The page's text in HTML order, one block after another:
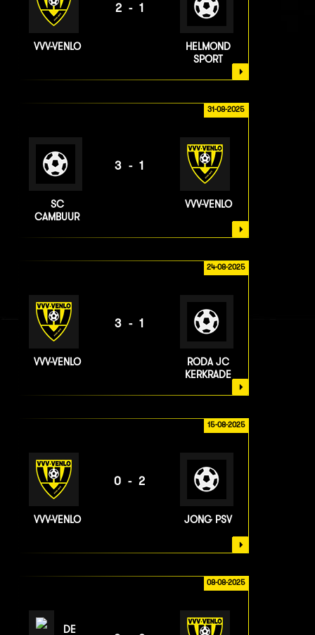
VVV-VENLO
2-1
HELMOND
SPORT
31-08-2025
SC
CAMBUUR
3-1
VVV-VENLO
24-08-2025
VVV-VENLO
3-1
RODA JC
KERKRADE
15-08-2025
VVV-VENLO
0-2
JONG PSV
08-08-2025
DE